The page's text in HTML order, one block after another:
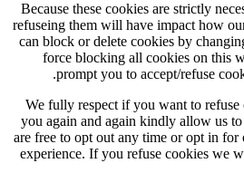
Because these cookies are strictly
refuseing them will have impact how
can block or delete cookies by
force blocking all cookies on this
prompt you to accept/refuse
We fully respect if you want to
you again and again kindly allow us
are free to opt out any time or opt in for
experience. If you refuse cookies we